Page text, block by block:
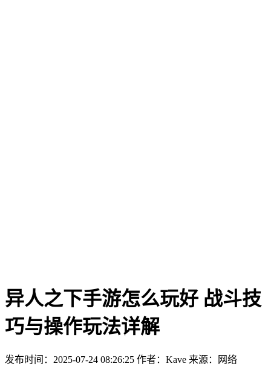
异人之下手游怎么玩好 战斗技
巧与操作玩法详解
发布时间：2025-07-24 08:26:25 作者：Kave 来源：网络